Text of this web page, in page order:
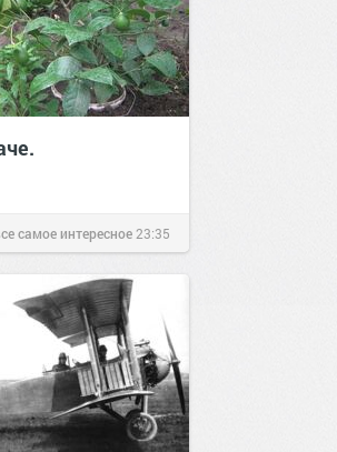
самое интересное 23:35